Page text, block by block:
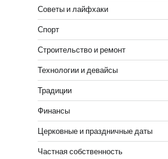
Советы и лайфхаки
Спорт
Строительство и ремонт
Технологии и девайсы
Традиции
Финансы
Церковные и праздничные даты
Частная собственность